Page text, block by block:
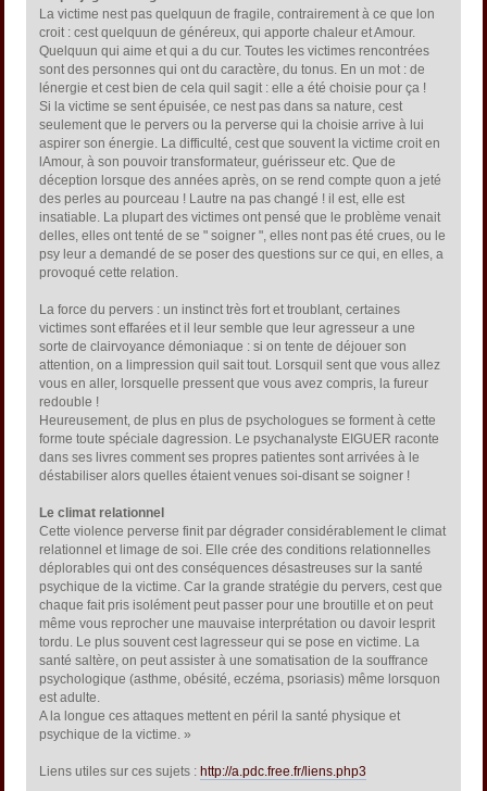
La victime nest pas quelquun de fragile, contrairement à ce que lon
croit : cest quelquun de généreux, qui apporte chaleur et Amour.
Quelquun qui aime et qui a du cur. Toutes les victimes rencontrées
sont des personnes qui ont du caractère, du tonus. En un mot : de
lénergie et cest bien de cela quil sagit : elle a été choisie pour ça !
Si la victime se sent épuisée, ce nest pas dans sa nature, cest
seulement que le pervers ou la perverse qui la choisie arrive à lui
aspirer son énergie. La difficulté, cest que souvent la victime croit en
lAmour, à son pouvoir transformateur, guérisseur etc. Que de
déception lorsque des années après, on se rend compte quon a jeté
des perles au pourceau ! Lautre na pas changé ! il est, elle est
insatiable. La plupart des victimes ont pensé que le problème venait
delles, elles ont tenté de se " soigner ", elles nont pas été crues, ou le
psy leur a demandé de se poser des questions sur ce qui, en elles, a
provoqué cette relation.
La force du pervers : un instinct très fort et troublant, certaines
victimes sont effarées et il leur semble que leur agresseur a une
sorte de clairvoyance démoniaque : si on tente de déjouer son
attention, on a limpression quil sait tout. Lorsquil sent que vous allez
vous en aller, lorsquelle pressent que vous avez compris, la fureur
redouble !
Heureusement, de plus en plus de psychologues se forment à cette
forme toute spéciale dagression. Le psychanalyste EIGUER raconte
dans ses livres comment ses propres patientes sont arrivées à le
déstabiliser alors quelles étaient venues soi-disant se soigner !
Le climat relationnel
Cette violence perverse finit par dégrader considérablement le climat
relationnel et limage de soi. Elle crée des conditions relationnelles
déplorables qui ont des conséquences désastreuses sur la santé
psychique de la victime. Car la grande stratégie du pervers, cest que
chaque fait pris isolément peut passer pour une broutille et on peut
même vous reprocher une mauvaise interprétation ou davoir lesprit
tordu. Le plus souvent cest lagresseur qui se pose en victime. La
santé saltère, on peut assister à une somatisation de la souffrance
psychologique (asthme, obésité, eczéma, psoriasis) même lorsquon
est adulte.
A la longue ces attaques mettent en péril la santé physique et
psychique de la victime. »
Liens utiles sur ces sujets : http://a.pdc.free.fr/liens.php3